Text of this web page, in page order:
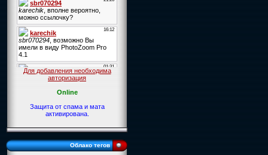
Для добавления необходима
авторизация
Online
Защита от спама и мата
активирована.
Облако тегов